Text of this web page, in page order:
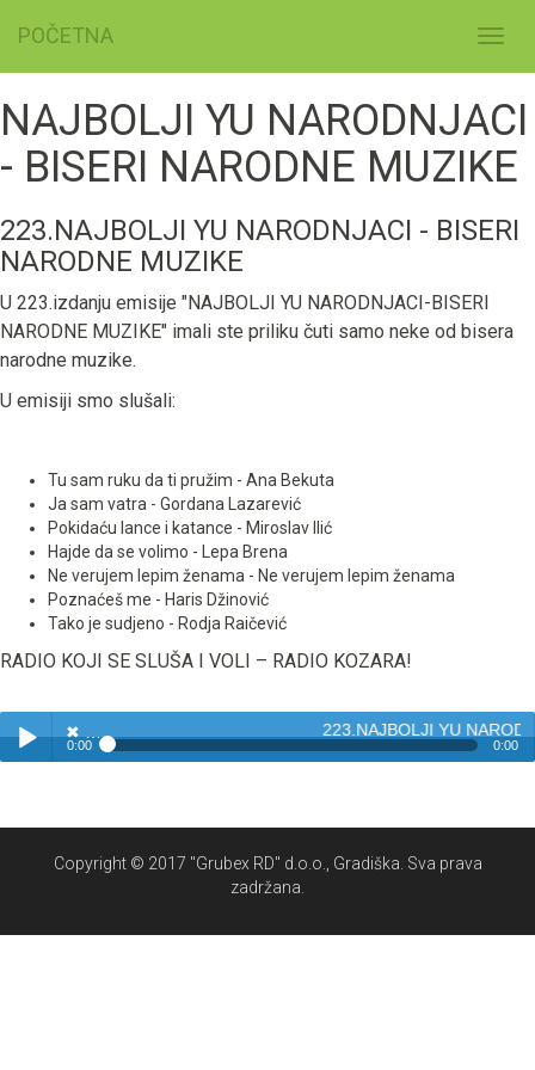
POČETNA
NAJBOLJI YU NARODNJACI
- BISERI NARODNE MUZIKE
223.NAJBOLJI YU NARODNJACI - BISERI
NARODNE MUZIKE
U 223.izdanju emisije "NAJBOLJI YU NARODNJACI-BISERI
NARODNE MUZIKE" imali ste priliku čuti samo neke od bisera
narodne muzike.
U emisiji smo slušali:
Tu sam ruku da ti pružim - Ana Bekuta
Ja sam vatra - Gordana Lazarević
Pokidaću lance i katance - Miroslav Ilić
Hajde da se volimo - Lepa Brena
Ne verujem lepim ženama - Ne verujem lepim ženama
Poznaćeš me - Haris Džinović
Tako je sudjeno - Rodja Raičević
RADIO KOJI SE SLUŠA I VOLI – RADIO KOZARA!
✖ 223.NAJBOLJI YU
0:00 0:00
Copyright © 2017 "Grubex RD" d.o.o., Gradiška. Sva prava
zadržana.